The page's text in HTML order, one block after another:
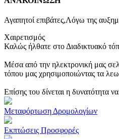
Αγαπητοί επιβάτες,Λόγω της
Χαιρετισμός
Καλώς ήλθατε στο Διαδικτυακό
Μέσα από την ηλεκτρονική μας
τόπου μας χρησιμοποιώντας τα
Επίσης του δίνεται η δυνατότητα
Μεταφόρτωση Δρομολογίων
Εκπτώσεις Προσφορές